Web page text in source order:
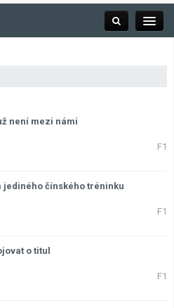
Kalendář F1
není mezi námi
F1
jediného čínského tréninku
F1
o titul
F1